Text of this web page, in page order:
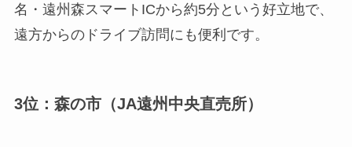
名・遠州森スマートICから約5分という好立地で、
遠方からのドライブ訪問にも便利です。
3位：森の市（JA遠州中央直売所）